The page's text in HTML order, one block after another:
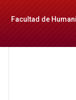
Facultad de